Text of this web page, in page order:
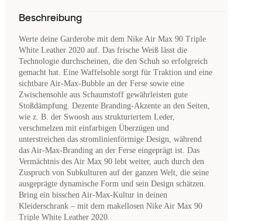
Beschreibung
Werte deine Garderobe mit dem Nike Air Max 90 Triple
White Leather 2020 auf. Das frische Weiß lässt die
Technologie durchscheinen, die den Schuh so erfolgreich
gemacht hat. Eine Waffelsohle sorgt für Traktion und eine
sichtbare Air-Max-Bubble an der Ferse sowie eine
Zwischensohle aus Schaumstoff gewährleisten gute
Stoßdämpfung. Dezente Branding-Akzente an den Seiten,
wie z. B. der Swoosh aus strukturiertem Leder,
verschmelzen mit einfarbigen Überzügen und
unterstreichen das stromlinienförmige Design, während
das Air-Max-Branding an der Ferse eingeprägt ist. Das
Vermächtnis des Air Max 90 lebt weiter, auch durch den
Zuspruch von Subkulturen auf der ganzen Welt, die seine
ausgeprägte dynamische Form und sein Design schätzen.
Bring ein bisschen Air-Max-Kultur in deinen
Kleiderschrank – mit dem makellosen Nike Air Max 90
Triple White Leather 2020.